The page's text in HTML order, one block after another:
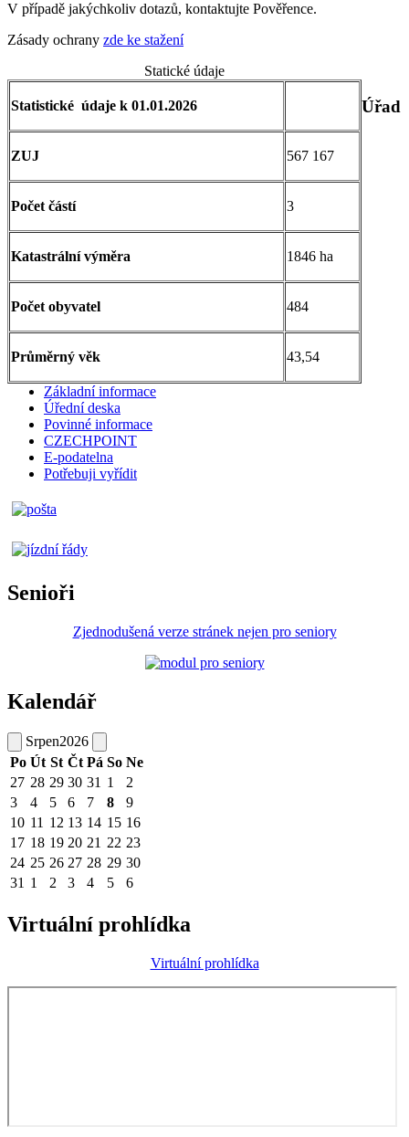
V případě jakýchkoliv dotazů, kontaktujte Pověřence.
Zásady ochrany zde ke stažení
Statické údaje
Statistické údaje k 01.01.2026
ZUJ 567 167
Počet částí 3
Katastrální výměra 1846 ha
Počet obyvatel 484
Průměrný věk 43,54
Úřad
Základní informace
Úřední deska
Povinné informace
CZECHPOINT
E-podatelna
Potřebuji vyřídit
Senioři
Zjednodušená verze stránek nejen pro seniory
Kalendář
Srpen2026
Po Út St Čt Pá So Ne
27 28 29 30 31 1
2
3
4 5 6 7 8
9
10 11 12 13 14 15 16
17 18 19 20 21 22 23
24 25 26 27 28 29 30
31 1 2 3 4 5 6
Virtuální prohlídka
Virtuální prohlídka